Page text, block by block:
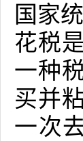
国家
花税
一种
买并
一次